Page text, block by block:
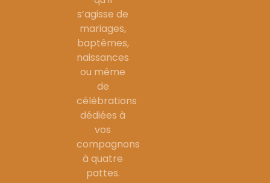
s’agisse de
mariages,
baptêmes,
naissances
ou même
de
célébrations
dédiées à
vos
compagnons
à quatre
pattes.